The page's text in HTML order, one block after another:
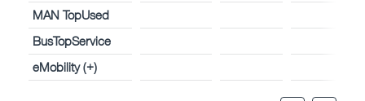
MAN TopUsed
BusTopService
eMobility (+)